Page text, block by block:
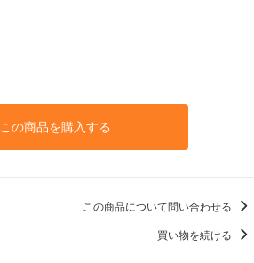
この商品を購入する
この商品について問い合わせる
買い物を続ける